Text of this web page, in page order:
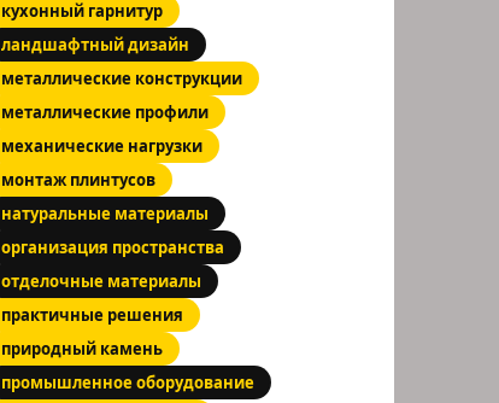
кухонный гарнитур
ландшафтный дизайн
металлические конструкции
металлические профили
механические нагрузки
монтаж плинтусов
натуральные материалы
организация пространства
отделочные материалы
практичные решения
природный камень
промышленное оборудование